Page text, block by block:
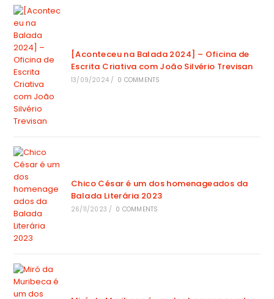
[Aconteceu na Balada 2024] – Oficina de
Escrita Criativa com João Silvério Trevisan
13/09/2024 / 0 COMMENTS
Chico César é um dos homenageados da
Balada Literária 2023
26/11/2023 / 0 COMMENTS